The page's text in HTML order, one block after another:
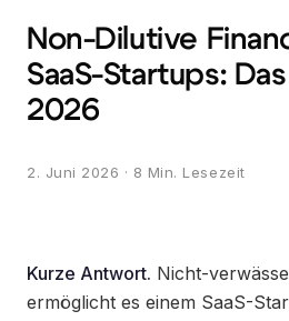
Non-Dilutive
SaaS-Startups:
2026
2. Juni 2026 · 8 Min. Lesezeit
Kurze Antwort. Nicht-
ermöglicht es einem SaaS-